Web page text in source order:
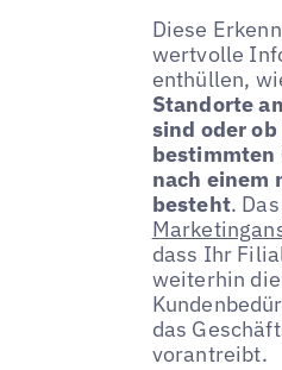
Diese
wertvolle
enthüllen,
Standorte
sind oder
bestimmten
nach einem
besteht. Das
dass Ihr
weiterhin die
das
vorantreibt.